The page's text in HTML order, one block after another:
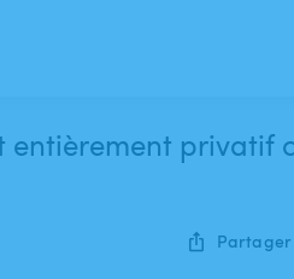
privatif
Partager